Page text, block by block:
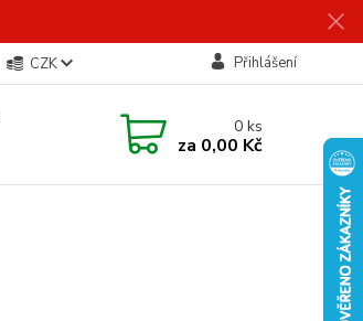
CZK Přihlášení
0ks
za 0,00 Kč